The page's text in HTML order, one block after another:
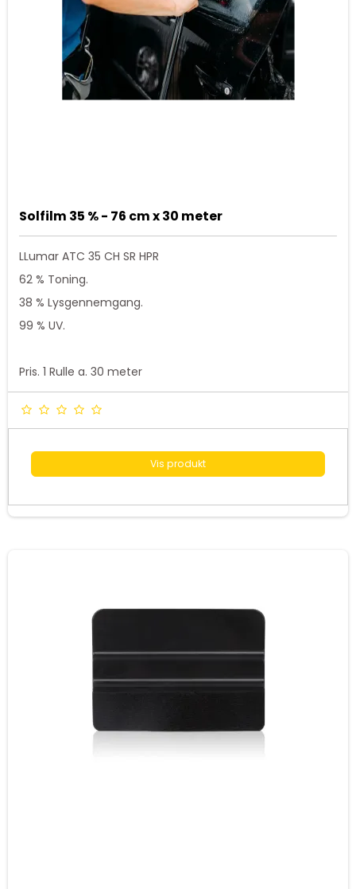
Solfilm 35 % - 76 cm x 30 meter
LLumar ATC 35 CH SR HPR
62 % Toning.
38 % Lysgennemgang.
99 % UV.
Pris. 1 Rulle a. 30 meter
Vis produkt